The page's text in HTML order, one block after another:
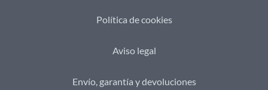
Política de cookies
Aviso legal
Envío, garantía y devoluciones